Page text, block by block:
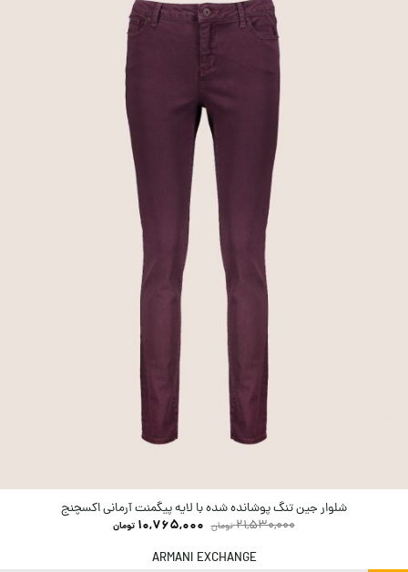
شلوار جین تنگ پوشانده شده با لایه پیگمنت آرمانی اکسچنج
21,530,000 تومان 10,765,000 تومان
ARMANI EXCHANGE